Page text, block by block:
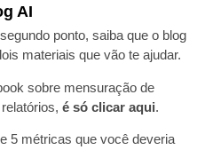
AI
ponto, saiba que o blog
materiais que vão te ajudar.
sobre mensuração de
é só clicar aqui.
5 métricas que você deveria